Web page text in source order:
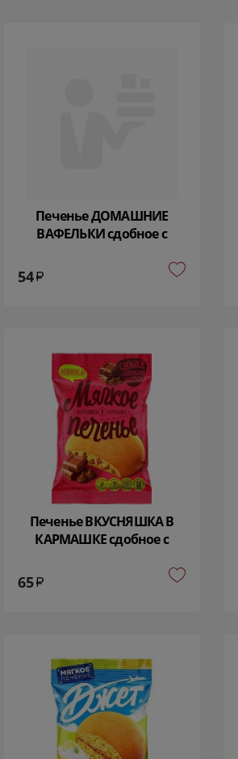
Печенье ДОМАШНИЕ
ВАФЕЛЬКИ сдобное с
54
Печенье ВКУСНЯШКА В
КАРМАШКЕ сдобное с
65